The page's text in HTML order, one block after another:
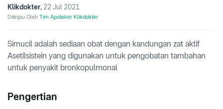
Klikdokter, 22 Jul 2021
Ditinjau Oleh Tim Apoteker Klikdokter
Simucil adalah sediaan obat dengan kandungan zat aktif
Asetilsistein yang digunakan untuk pengobatan tambahan
untuk penyakit bronkopulmonal
Pengertian